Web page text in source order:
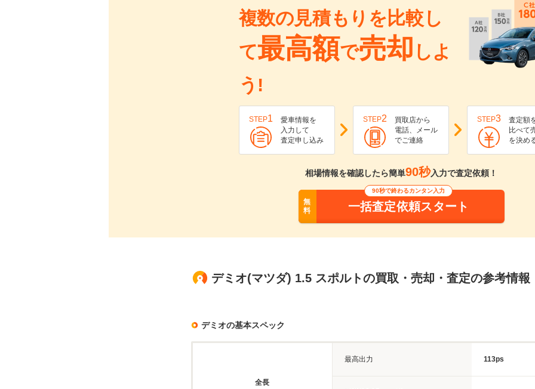
複数の見積もりを比較し
て最高額で売却 しよ
う!
STEP1
愛車情報を
入力して
査定申し込み
STEP2
買取店から
電話、メール
でご連絡
STEP3
査定額
比べて
を決め
相場情報を確認したら簡単90秒入力で査定依頼！
無
料
90秒で終わるカンタン入力
一括査定依頼スタート
デミオ(マツダ) 1.5 スポルトの買取・売却・査定の参考情報
デミオの基本スペック
全長
最高出力 113ps